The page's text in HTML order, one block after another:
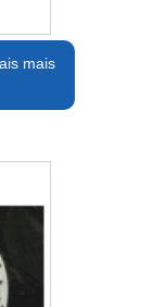
mais